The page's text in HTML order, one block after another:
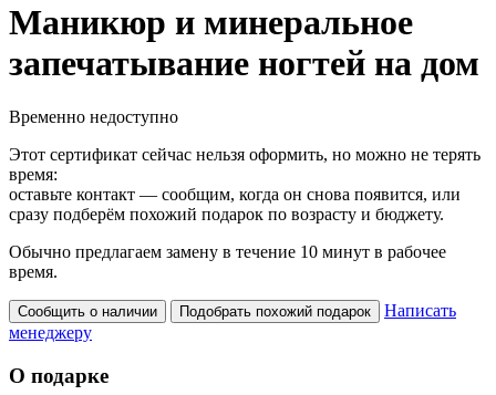
Маникюр и минеральное
запечатывание ногтей на дом
Временно недоступно
Этот сертификат сейчас нельзя оформить, но можно не терять
время:
оставьте контакт — сообщим, когда он снова появится, или
сразу подберём похожий подарок по возрасту и бюджету.
Обычно предлагаем замену в течение 10 минут в рабочее
время.
Сообщить о наличии Подобрать похожий подарок
Написать
менеджеру
О подарке